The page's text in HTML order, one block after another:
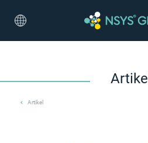
Artikel
Artikel